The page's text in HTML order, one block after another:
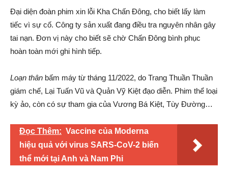
Đại diện đoàn phim xin lỗi Kha Chấn Đông, cho biết lấy làm
tiếc vì sự cố. Công ty sản xuất đang điều tra nguyên nhân gây
tai nạn. Đơn vị này cho biết sẽ chờ Chấn Đông bình phục
hoàn toàn mới ghi hình tiếp.
Loạn thân bấm máy từ tháng 11/2022, do Trang Thuần Thuần
giám chế, Lại Tuấn Vũ và Quản Vỹ Kiệt đạo diễn. Phim thể loại
kỳ ảo, còn có sự tham gia của Vương Bá Kiệt, Tùy Đường…
Đọc Thêm: Vaccine của Moderna
hiệu quả với virus SARS-CoV-2 biến
thể mới tại Anh và Nam Phi